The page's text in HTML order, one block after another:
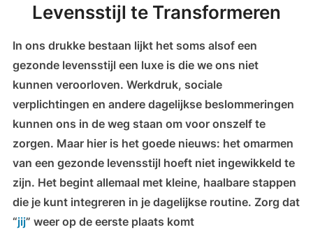
Levensstijl te Transformeren
In ons drukke bestaan lijkt het soms alsof een
gezonde levensstijl een luxe is die we ons niet
kunnen veroorloven. Werkdruk, sociale
verplichtingen en andere dagelijkse beslommeringen
kunnen ons in de weg staan ​​om voor onszelf te
zorgen. Maar hier is het goede nieuws: het omarmen
van een gezonde levensstijl hoeft niet ingewikkeld te
zijn. Het begint allemaal met kleine, haalbare stappen
die je kunt integreren in je dagelijkse routine. Zorg dat
“jij” weer op de eerste plaats komt